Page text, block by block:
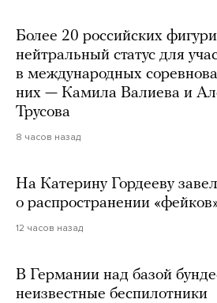
Более 20 российских
нейтральный статус для
в международных
них — Камила Валиева и
Трусова
8 часов назад
На Катерину Гордееву
о распространении
12 часов назад
В Германии над базой
неизвестные беспилотники